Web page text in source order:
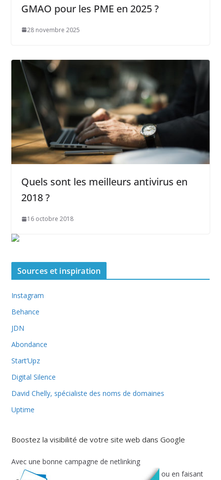
GMAO pour les PME en 2025 ?
28 novembre 2025
Quels sont les meilleurs antivirus en
2018 ?
16 octobre 2018
Sources et inspiration
Instagram
Behance
JDN
Abondance
Start’Upz
Digital Silence
David Chelly, spécialiste des noms de domaines
Uptime
Boostez la visibilité de votre site web dans Google
Avec une bonne campagne de netlinking
ou en faisant